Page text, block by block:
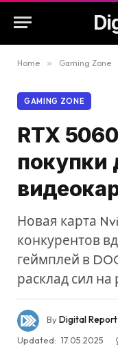
Home » Gaming Zone
GAMING ZONE
RTX
покупки
Новая карта
конкурентов
геймплей в
расклад сил на
ByDigital Report
Updated: 17.05.2025